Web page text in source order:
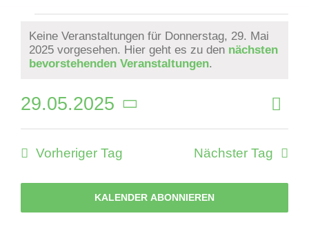
Veranstaltungen
für
Donnerstag,
29.
Mai
2025
Hinweis
Keine Veranstaltungen für Donnerstag, 29. Mai
2025 vorgesehen. Hier geht es zu den nächsten
bevorstehenden Veranstaltungen.
Tag
29.05.2025
Datum
wählen.
Vorheriger Tag Nächster Tag
KALENDER ABONNIEREN